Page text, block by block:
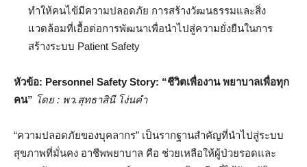
ทำให้คนไข้มีความปลอดภัย การสร้างวัฒนธรรมและสิ่ง
แวดล้อมที่เอื้อต่อการพัฒนาเพื่อนำไปสู่ความยั่งยืนในการ
สร้างระบบ Patient Safety
หัวข้อ: Personnel Safety Story: “ชีวิตเพื่องาน พยาบาลเพื่อทุก
คน” โดย: พว.สุทธาสินี โง่นคำ
“ความปลอดภัยของบุคลากร” เป็นรากฐานสำคัญที่นำไปสู่ระบบ
สุขภาพที่มั่นคง อาชีพพยาบาล คือ ช่วยเหลือให้ผู้ป่วยรอดและ